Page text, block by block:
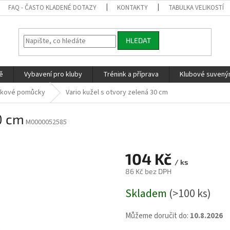
FAQ - ČASTO KLADENÉ DOTAZY KONTAKTY TABULKA VELIKOSTÍ
HLEDAT
Vybavení pro kluby Trénink a příprava Klubové
pomůcky Vario kužel s otvory zelená 30 cm
cm M0000052585
104 Kč / ks
86 Kč bez DPH
cena:
Skladem (>100 ks)
Můžeme doručit do: 10.8.2026